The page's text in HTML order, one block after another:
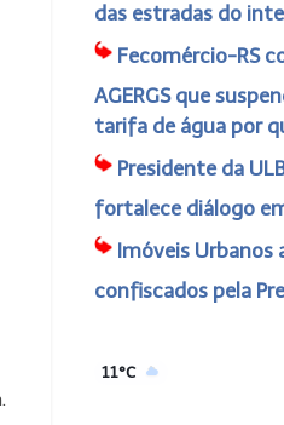
das estradas do
Fecomércio-RS
AGERGS que
tarifa de água por
Presidente da
fortalece diálogo
Imóveis Urbanos
confiscados pela
11°C